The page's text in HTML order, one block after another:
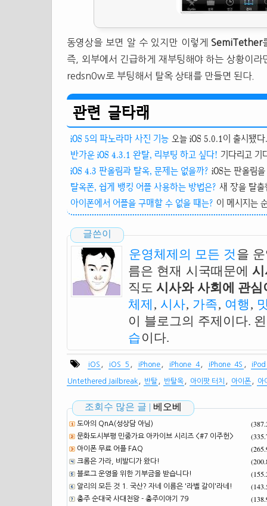
동영상을 보면 알 수 있지만 이렇게 SemiTether
즉, 외부에서 긴급하게 재부팅해야 하는 상황이
redsn0w로 부팅해서 탈옥 상태를 만들면 된다.
관련 글타래
iOS 5의 파노라마 사진 기능 오늘 iOS 5.0.1이 출시됐
반가운 iOS 4.3.1 완탈, 리부팅 하고 싶다! 기다리고 기
iOS 4.3 판올림과 탈옥, 문제는 없을까? iOS는 판올림
탈옥폰, 쉽게 뱅킹 어플 사용하는 방법은? 새 장을 탈
아이폰에서 어플을 구매할 수 없을 때는? 이 메시지는
글쓴이
운영체제의 모든 것 을
름은 현재 시국때문에
직도 시사와 사회에 관
체제 , 시사, 가족, 여행 ,
이 블로그의 주제이다.
습이다.
iOS iOS 5 iPhone iPhone 4, iPhone 4S
Untethered Jailbreak 반탈 반탈옥 아이팟 터치 아이폰 아
조회수 많은 글 | 베오베
도아의 QnA(성상담 아님)
문화도시부평 민중가요 아카이브 시리즈 <#7 이주헌>
아이폰 무료 어플 FAQ
크롬은 가라, 비발디가 왔다!
블로그 운영을 위한 기부금을 받습니다!
알리의 모든 것 1. 국산? 자네 이름은 '라벨 갈이'라네!
충주 순대국 사대천왕 - 충주이야기 79